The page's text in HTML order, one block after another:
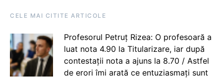
CELE MAI CITITE ARTICOLE
Profesorul Petruț Rizea: O profesoară a
luat nota 4.90 la Titularizare, iar după
contestații nota a ajuns la 8.70 / Astfel
de erori îmi arată ce entuziasmați sunt